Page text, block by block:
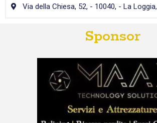
Via della Chiesa, 52, - 10040, - La Loggia,
Sponsor